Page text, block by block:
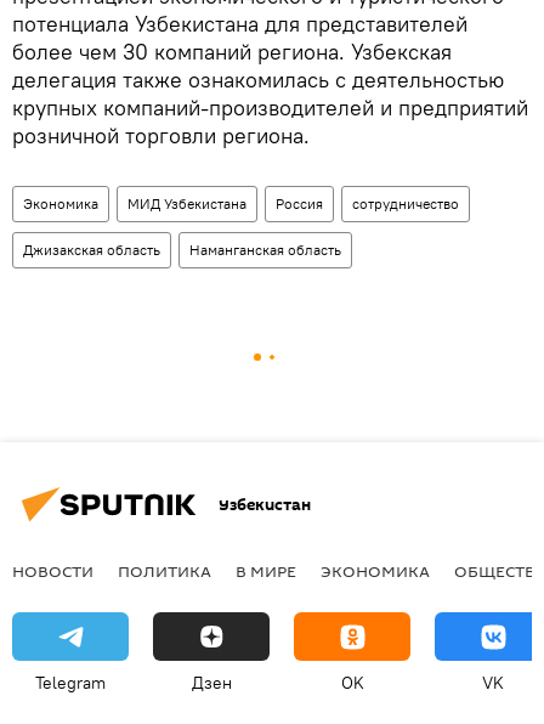
потенциала Узбекистана для представителей
более чем 30 компаний региона. Узбекская
делегация также ознакомилась с деятельностью
крупных компаний-производителей и предприятий
розничной торговли региона.
Экономика МИД Узбекистана Россия сотрудничество
Джизакская область Наманганская область
Узбекистан
НОВОСТИ ПОЛИТИКА В МИРЕ ЭКОНОМИКА
Telegram Дзен OK VK